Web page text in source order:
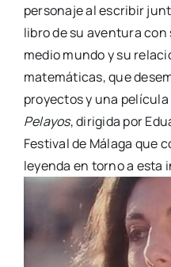
personaje al escribir
libro de su aventura
medio mundo y su
matemáticas, que
proyectos y una
Pelayos, dirigida por
Festival de Málaga que
leyenda en torno a esta